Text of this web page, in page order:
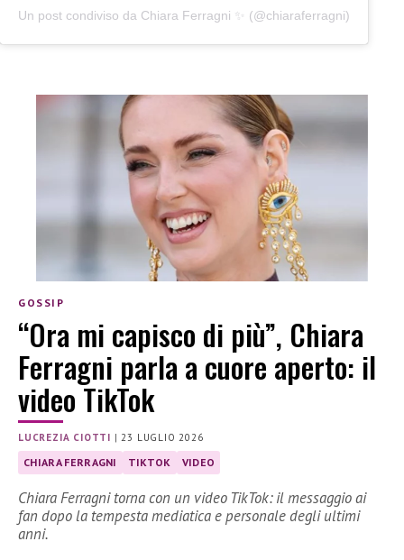
Un post condiviso da Chiara Ferragni ✨ (@chiaraferragni)
GOSSIP
“Ora mi capisco di più”, Chiara
Ferragni parla a cuore aperto: il
video TikTok
LUCREZIA CIOTTI | 23 LUGLIO 2026
CHIARA FERRAGNI TIKTOK VIDEO
Chiara Ferragni torna con un video TikTok: il messaggio ai
fan dopo la tempesta mediatica e personale degli ultimi
anni.